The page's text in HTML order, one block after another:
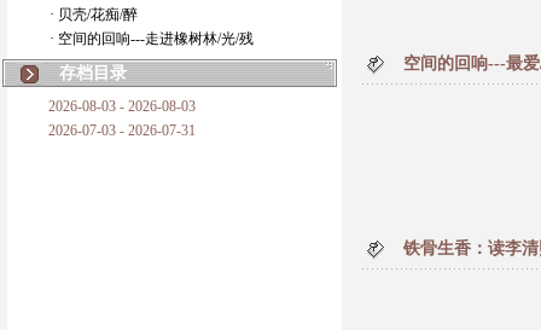
· 贝壳/花痴/醉
· 空间的回响---走进橡树林/光/残
存档目录
2026-08-03 - 2026-08-03
2026-07-03 - 2026-07-31
空间的回响---最
铁骨生香：读李